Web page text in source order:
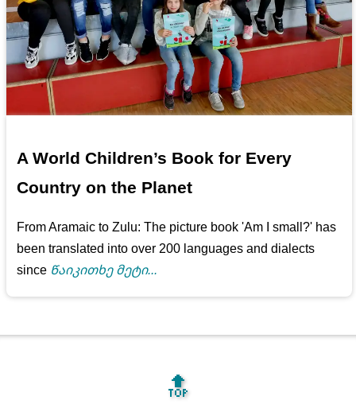
A World Children’s Book for Every
Country on the Planet
From Aramaic to Zulu: The picture book 'Am I small?' has
been translated into over 200 languages and dialects
since Წაიკითხე მეტი...
🔝